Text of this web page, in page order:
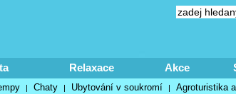
Relaxace Akce
| Chaty | Ubytování v soukromí | Agroturistika